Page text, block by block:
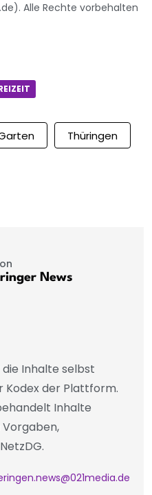
Alle Rechte vorbehalten
Thüringen
News
Inhalte selbst
Kodex der Plattform.
Inhalte